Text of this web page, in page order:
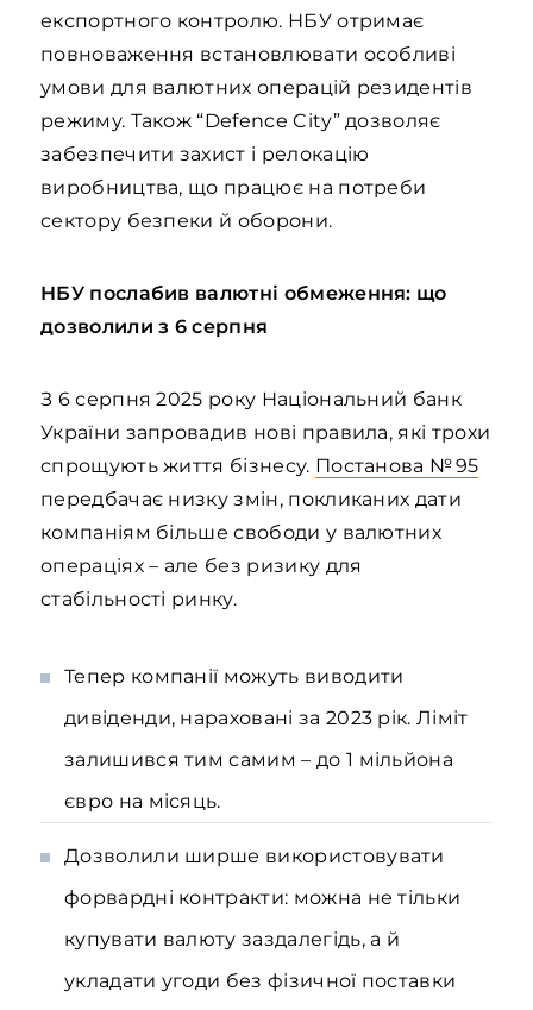
експортного контролю. НБУ отримає
повноваження встановлювати особливі
умови для валютних операцій резидентів
режиму. Також “Defence City” дозволяє
забезпечити захист і релокацію
виробництва, що працює на потреби
сектору безпеки й оборони.
НБУ послабив валютні обмеження: що
дозволили з 6 серпня
З 6 серпня 2025 року Національний банк
України запровадив нові правила, які трохи
спрощують життя бізнесу. Постанова № 95
передбачає низку змін, покликаних дати
компаніям більше свободи у валютних
операціях – але без ризику для
стабільності ринку.
Тепер компанії можуть виводити
дивіденди, нараховані за 2023 рік. Ліміт
залишився тим самим – до 1 мільйона
євро на місяць.
Дозволили ширше використовувати
форвардні контракти: можна не тільки
купувати валюту заздалегідь, а й
укладати угоди без фізичної поставки